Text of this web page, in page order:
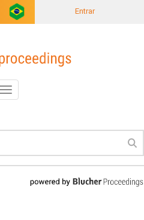
Entrar
Toggle
navigation